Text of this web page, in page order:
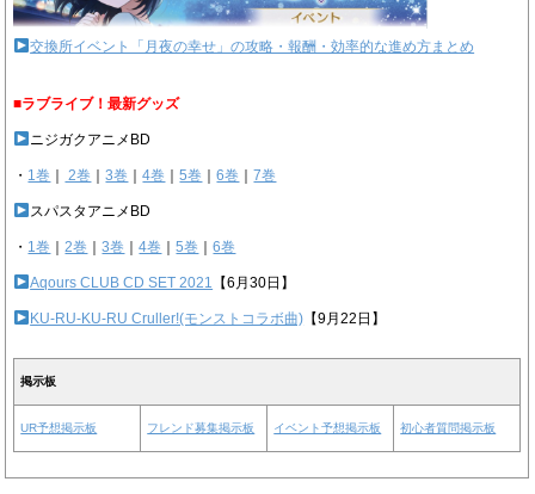
交換所イベント「月夜の幸せ」の攻略・報酬・効率的な進め方まとめ
■ラブライブ！最新グッズ
ニジガクアニメBD
・ 1巻 2巻 ｜3巻 ｜4巻 ｜5巻 ｜6巻 ｜7巻
スパスタアニメBD
・ 1巻 ｜2巻 ｜3巻 ｜4巻 ｜5巻 ｜6巻
Aqours CLUB CD SET 2021 【6月30日】
KU-RU-KU-RU Cruller!(モンストコラボ曲) 【9月22日】
掲示板
UR予想掲示板 フレンド募集掲示板 イベント予想掲示板 初心者質問掲示板